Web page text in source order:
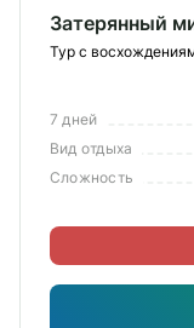
Подписаться
Пн-Пт:10:00–20:00
11:00–20:00
Затерянный
Тур с
7 дней
Вид отдыха
Сложность